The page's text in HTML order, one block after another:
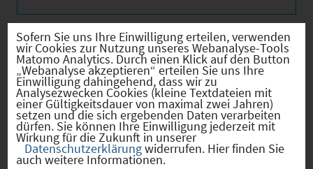
Sozialvers. Beschäftigte
Verkehrsinfrastruktur
Sofern Sie uns Ihre Einwilligung erteilen, verwenden
wir Cookies zur Nutzung unseres Webanalyse-Tools
Matomo Analytics. Durch einen Klick auf den Button
„Webanalyse akzeptieren“ erteilen Sie uns Ihre
Einwilligung dahingehend, dass wir zu
Analysezwecken Cookies (kleine Textdateien mit
einer Gültigkeitsdauer von maximal zwei Jahren)
setzen und die sich ergebenden Daten verarbeiten
dürfen. Sie können Ihre Einwilligung jederzeit mit
Wirkung für die Zukunft in unserer
Datenschutzerklärungwiderrufen. Hier finden Sie
auch weitere Informationen.